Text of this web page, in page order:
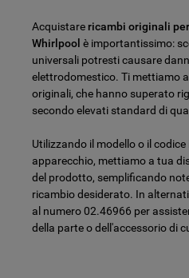
Acquistare ricambi originali
Whirlpool è importantissimo:
universali potresti causare
elettrodomestico. Ti mettiamo
originali, che hanno superato
secondo elevati standard di
Utilizzando il modello o il
apparecchio, mettiamo a tua
del prodotto, semplificando
ricambio desiderato. In
al numero 02.46966 per
della parte o dell'accessorio di